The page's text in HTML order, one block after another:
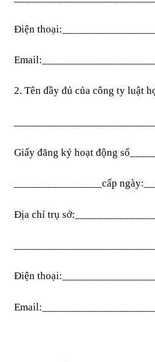
Điện
2. Tên đầy đủ của công ty luật
Giấy đăng ký hoạt động
________________cấp
Địa chỉ trụ
Điện